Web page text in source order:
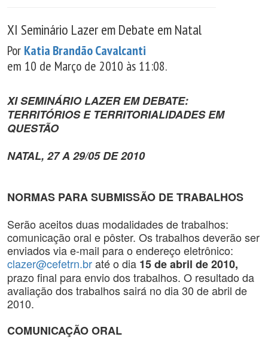
XI Seminário Lazer em Debate em Natal
Por Katia Brandão Cavalcanti
em 10 de Março de 2010 às 11:08.
XI SEMINÁRIO LAZER EM DEBATE:
TERRITÓRIOS E TERRITORIALIDADES EM
QUESTÃO
NATAL, 27 A 29/05 DE 2010
NORMAS PARA SUBMISSÃO DE TRABALHOS
Serão aceitos duas modalidades de trabalhos:
comunicação oral e pôster. Os trabalhos deverão ser
enviados via e-mail para o endereço eletrônico:
clazer@cefetrn.braté o dia 15 de abril de2010,
prazo final para envio dos trabalhos. O resultado da
avaliação dos trabalhos sairá no dia 30 de abril de
2010.
COMUNICAÇÃO ORAL